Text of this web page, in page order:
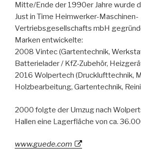
Mitte/Ende der 1990er Jahre wurde
Just in Time Heimwerker-Maschinen-
Vertriebsgesellschafts mbH
Marken entwickelte:
2008 Vintec (Gartentechnik,
Batterielader / KfZ-Zubehör,
2016 Wolpertech (Drucklufttechnik,
Holzbearbeitung, Gartentechnik,
2000 folgte der Umzug nach
Hallen eine Lagerfläche von ca.
www.guede.com